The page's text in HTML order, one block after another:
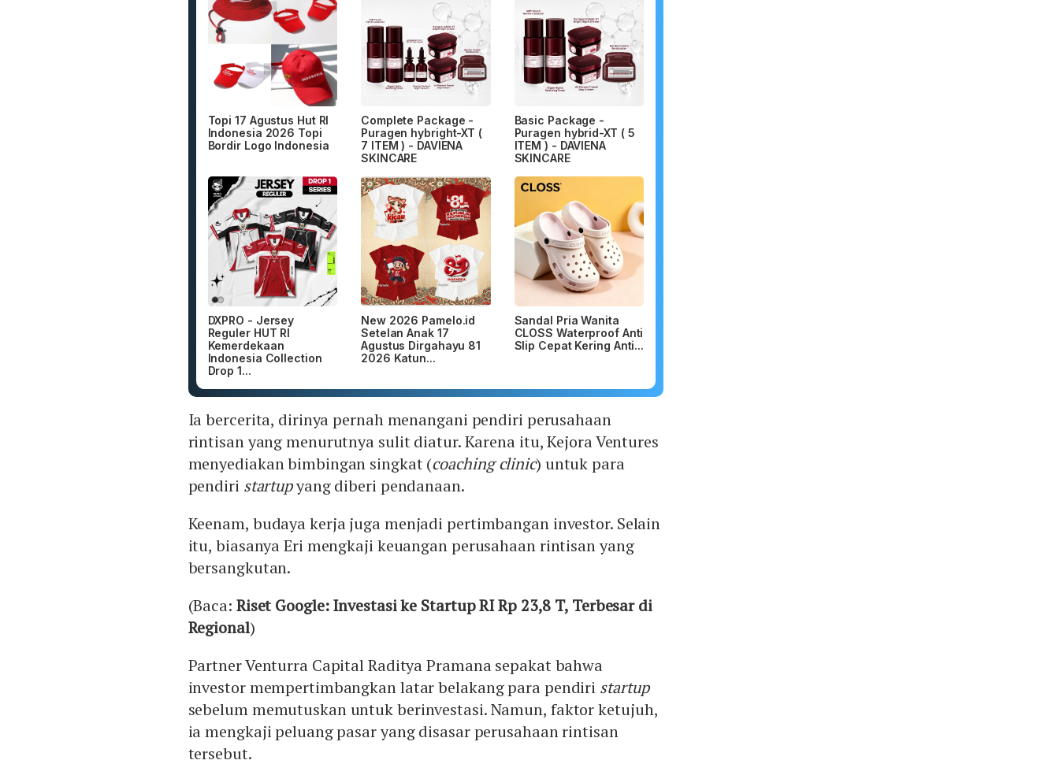
Topi 17 Agustus Hut RI
Indonesia 2026 Topi
Bordir Logo Indonesia
Complete Package -
Puragen hybright-XT (
7 ITEM ) - DAVIENA
SKINCARE
Basic Package -
Puragen hybrid-XT ( 5
ITEM ) - DAVIENA
SKINCARE
DXPRO - Jersey
Reguler HUT RI
Kemerdekaan
Indonesia Collection
Drop 1...
New 2026 Pamelo.id
Setelan Anak 17
Agustus Dirgahayu 81
2026 Katun...
Sandal Pria Wanita
CLOSS Waterproof Anti
Slip Cepat Kering Anti...
Ia bercerita, dirinya pernah menangani pendiri perusahaan
rintisan yang menurutnya sulit diatur. Karena itu, Kejora Ventures
menyediakan bimbingan singkat (coaching clinic) untuk para
pendiri startupyang diberi pendanaan.
Keenam, budaya kerja juga menjadi pertimbangan investor. Selain
itu, biasanya Eri mengkaji keuangan perusahaan rintisan yang
bersangkutan.
(Baca: Riset Google: Investasi ke Startup RI Rp 23,8 T, Terbesar di
Regional)
Partner Venturra Capital Raditya Pramana sepakat bahwa
investor mempertimbangkan latar belakang para pendiri startup
sebelum memutuskan untuk berinvestasi. Namun, faktor ketujuh,
ia mengkaji peluang pasar yang disasar perusahaan rintisan
tersebut.